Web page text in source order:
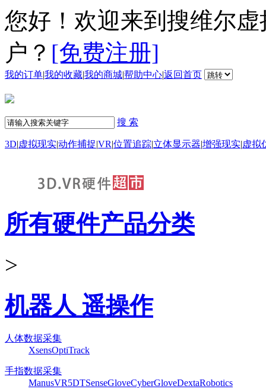
您好！欢迎来到搜维尔
户？ [免费注册]
我的订单|我的收藏|我的商城|帮助中心|返回首页
搜 索
3D|虚拟现实|动作捕捉|VR|位置追踪|立体显示器|增强现实|虚拟
所有硬件产品分类
>
机器人 遥操作
人体数据采集
XsensOptiTrack
手指数据采集
ManusVR5DTSenseGloveCyberGloveDextaRobotics